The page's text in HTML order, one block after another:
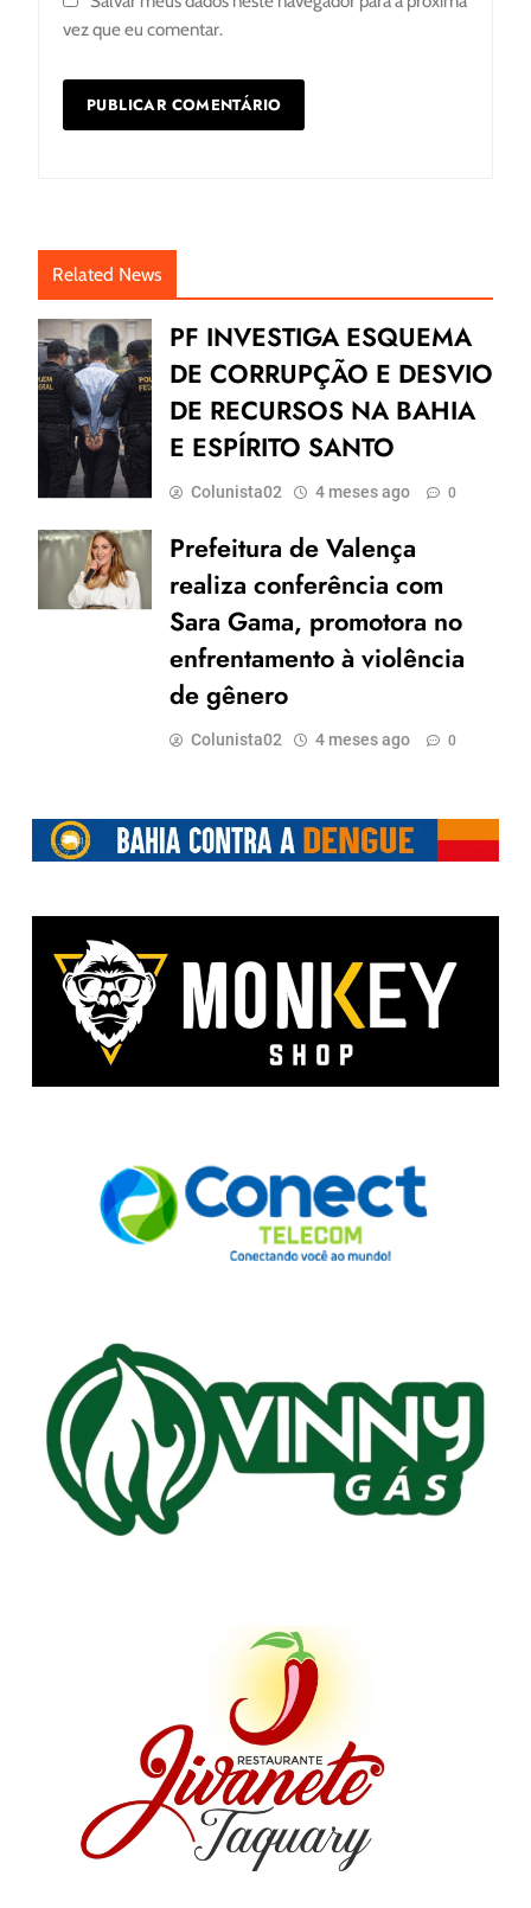
vez que eu comentar.
Related News
PF INVESTIGA ESQUEMA
DE CORRUPÇÃO E DESVIO
DE RECURSOS NA BAHIA
E ESPÍRITO SANTO
Colunista02 4 meses ago 0
Prefeitura de Valença
realiza conferência com
Sara Gama, promotora no
enfrentamento à violência
de gênero
Colunista02 4 meses ago 0